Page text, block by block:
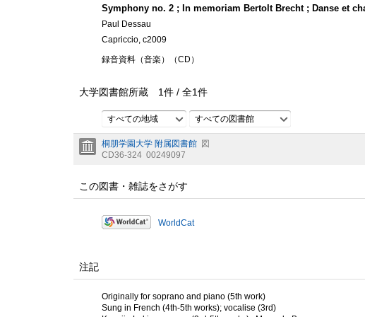
Symphony no. 2 ; In memoriam Bertolt Brecht ; Danse et
Paul Dessau
Capriccio, c2009
録音資料（音楽）（CD）
大学図書館所蔵 1件 / 全1件
すべての地域 すべての図書館
桐朋学園大学 附属図書館 図
CD36-324 00249097
この図書・雑誌をさがす
WorldCat
注記
Originally for soprano and piano (5th work)
Sung in French (4th-5th works); vocalise (3rd)